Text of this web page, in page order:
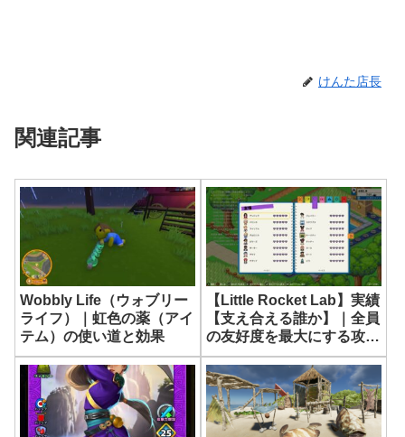
けんた店長
関連記事
Wobbly Life（ウォブリー
ライフ）｜虹色の薬（アイ
テム）の使い道と効果
【Little Rocket Lab】実績
【支え合える誰か】｜全員
の友好度を最大にする攻略
方法